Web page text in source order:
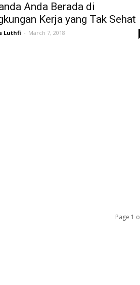
Anda Berada di
Kerja yang Tak Sehat
Luthfi - March 7, 2018
Page 1